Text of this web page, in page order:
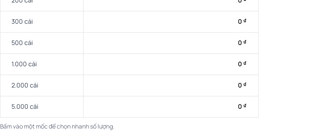
300 cái 0 ₫
500 cái 0 ₫
1.000 cái 0 ₫
2.000 cái 0 ₫
5.000 cái 0 ₫
Bấm vào một mốc để chọn nhanh số lượng.